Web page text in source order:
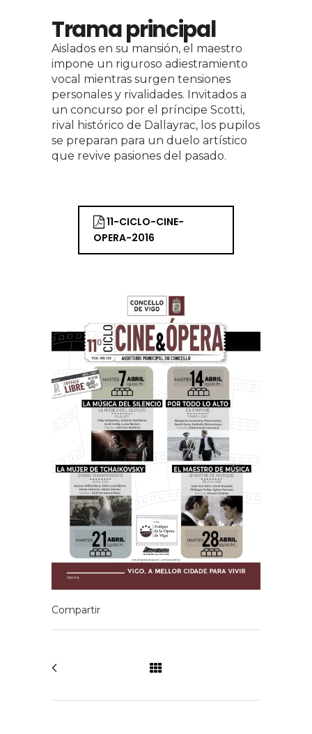
Trama principal
Aislados en su mansión, el maestro
impone un riguroso adiestramiento
vocal mientras surgen tensiones
personales y rivalidades. Invitados a
un concurso por el príncipe Scotti,
rival histórico de Dallayrac, los pupilos
se preparan para un duelo artístico
que revive pasiones del pasado.
11-CICLO-CINE-
OPERA-2016